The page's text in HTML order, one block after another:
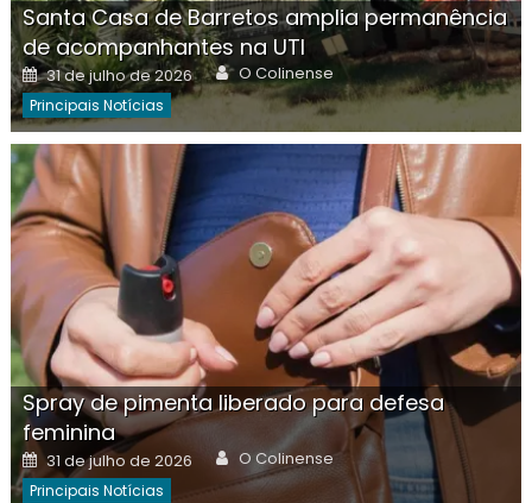
Santa Casa de Barretos amplia permanência
de acompanhantes na UTI
Posted
on
31 de julho de 2026 Author
O Colinense
Principais Notícias
Spray de pimenta liberado para defesa
feminina
Posted
on
31 de julho de 2026 Author
O Colinense
Principais Notícias